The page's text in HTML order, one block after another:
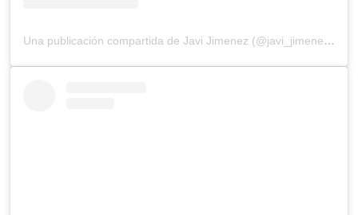
Una publicación compartida de Javi Jimenez (@javi_jimenez1)